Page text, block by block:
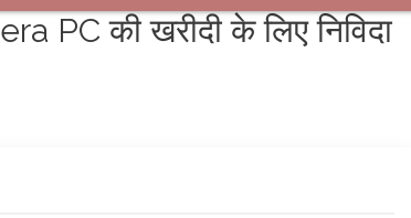
की खरीदी के लिए निविदा